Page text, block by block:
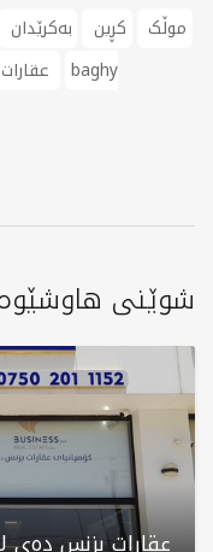
موڵک کڕین بەکرێدان
baghy
شوێنی
عقارات بزنس دەی